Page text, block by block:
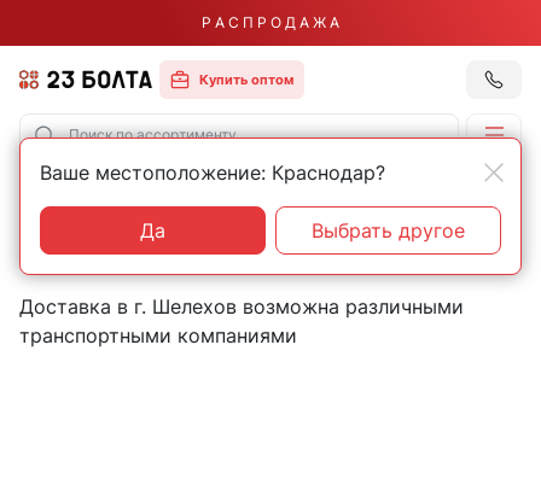
Р А С П Р О Д А Ж А
Купить оптом
Главная Контакты Шелехов
Пункты выдачи товаров в
городе Шелехов
Доставка в г. Шелехов возможна различными
транспортными компаниями
Ваше местоположение: Краснодар?
Да Выбрать другое